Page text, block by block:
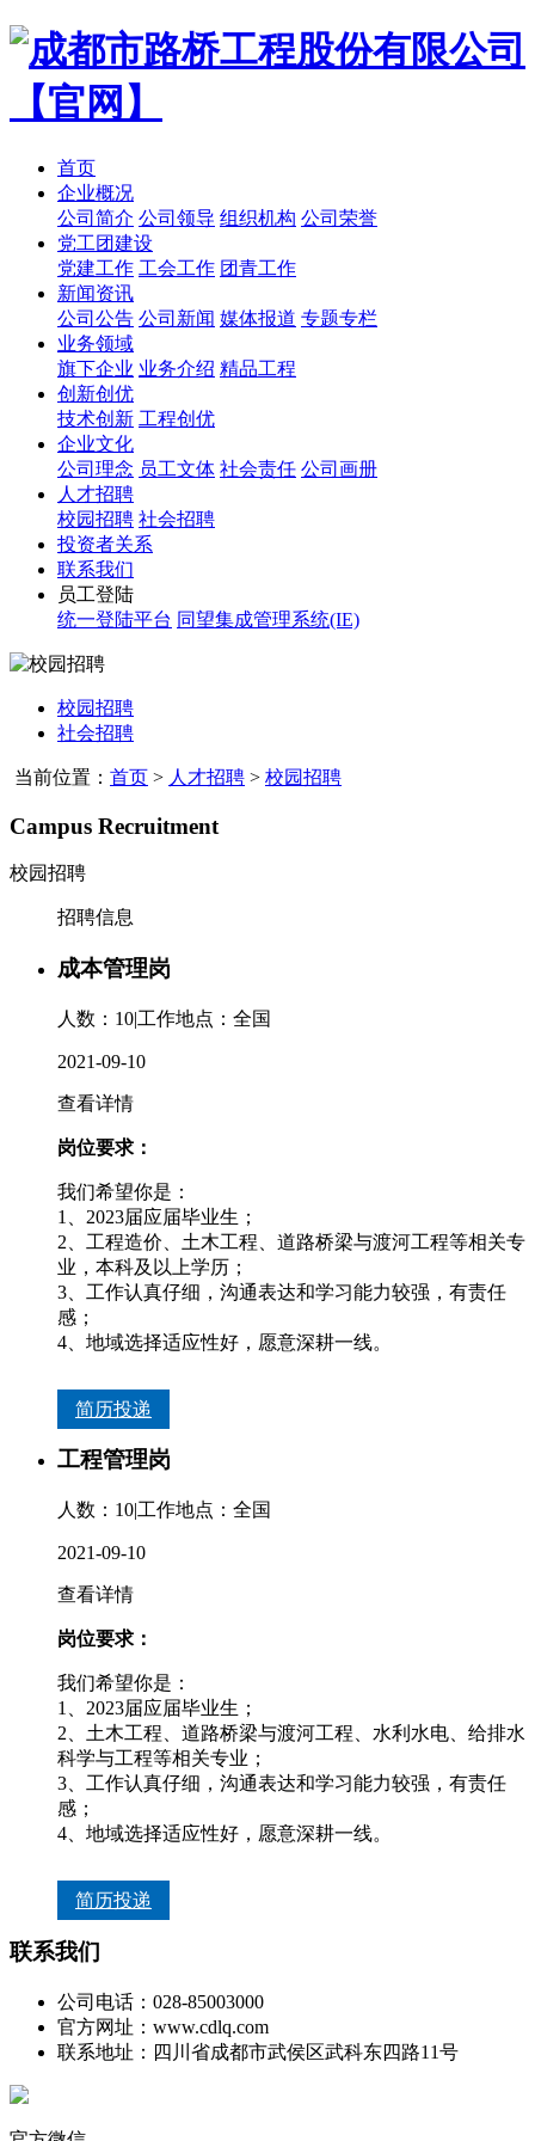
首页
企业概况
公司简介 公司领导 组织机构 公司荣誉
党工团建设
党建工作 工会工作 团青工作
新闻资讯
公司公告 公司新闻 媒体报道 专题专栏
业务领域
旗下企业 业务介绍 精品工程
创新创优
技术创新 工程创优
企业文化
公司理念 员工文体 社会责任 公司画册
人才招聘
校园招聘 社会招聘
投资者关系
联系我们
员工登陆
统一登陆平台 同望集成管理系统(IE)
校园招聘
社会招聘
当前位置： 首页 > 人才招聘 > 校园招聘
Campus Recruitment
校园招聘
招聘信息
成本管理岗
人数：10|工作地点：全国
2021-09-10
查看详情
岗位要求：
我们希望你是：
1、2023届应届毕业生；
2、工程造价、土木工程、道路桥梁与渡河工程等相关专
业，本科及以上学历；
3、工作认真仔细，沟通表达和学习能力较强，有责任
感；
4、地域选择适应性好，愿意深耕一线。
简历投递
工程管理岗
人数：10|工作地点：全国
2021-09-10
查看详情
岗位要求：
我们希望你是：
1、2023届应届毕业生；
2、土木工程、道路桥梁与渡河工程、水利水电、给排水
科学与工程等相关专业；
3、工作认真仔细，沟通表达和学习能力较强，有责任
感；
4、地域选择适应性好，愿意深耕一线。
简历投递
联系我们
公司电话：028-85003000
官方网址：www.cdlq.com
联系地址：四川省成都市武侯区武科东四路11号